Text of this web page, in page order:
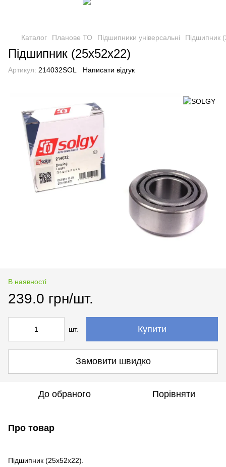
Каталог Планове ТО Підшипники універсальні Підшипник
Підшипник (25x52x22)
Артикул: 214032SOL Написати відгук
В наявності
239.0 грн/шт.
шт. Купити
Замовити швидко
До обраного Порівняти
Про товар
Підшипник (25x52x22).